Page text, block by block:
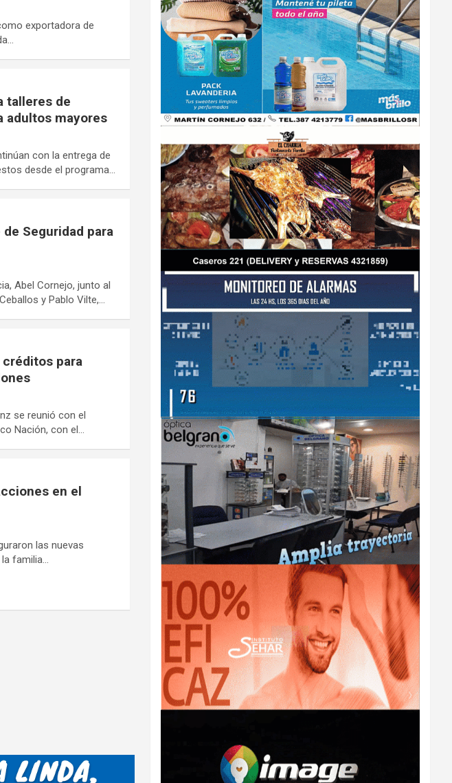
exportadora de
talleres de
adultos mayores
con la entrega de
desde el programa…
Seguridad para
Abel Cornejo, junto al
y Pablo Vilte,…
para
se reunió con el
Nación, con el…
en el
las nuevas
familia…